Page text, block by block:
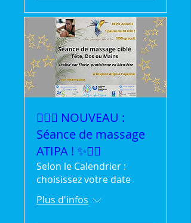
💆‍♀️✨ NOUVEAU :
Séance de massage
ATIPA ! ✨💆‍♂️
Selon le Calendrier :
choisissez votre date
Plus d'infos